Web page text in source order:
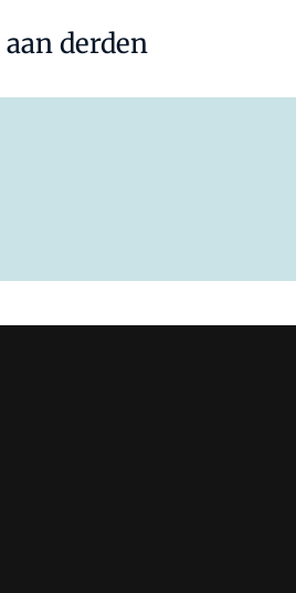
derden